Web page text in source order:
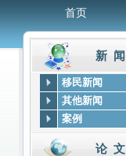
首页
新 闻
移民新闻
其他新闻
案例
论 文